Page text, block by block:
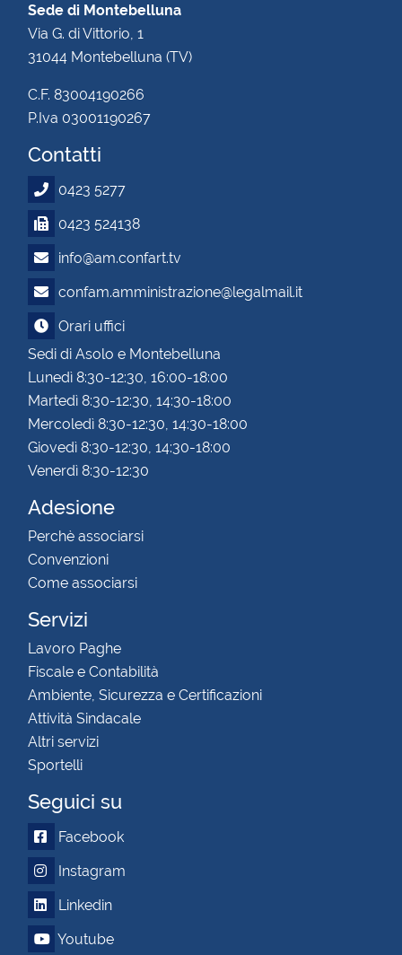
Sede di Montebelluna
Via G. di Vittorio, 1
31044 Montebelluna (TV)
C.F. 83004190266
P.Iva 03001190267
Contatti
0423 5277
0423 524138
info@am.confart.tv
confam.amministrazione@legalmail.it
Orari uffici
Sedi di Asolo e Montebelluna
Lunedì 8:30-12:30, 16:00-18:00
Martedì 8:30-12:30, 14:30-18:00
Mercoledì 8:30-12:30, 14:30-18:00
Giovedì 8:30-12:30, 14:30-18:00
Venerdì 8:30-12:30
Adesione
Perchè associarsi
Convenzioni
Come associarsi
Servizi
Lavoro Paghe
Fiscale e Contabilità
Ambiente, Sicurezza e Certificazioni
Attività Sindacale
Altri servizi
Sportelli
Seguici su
Facebook
Instagram
Linkedin
Youtube